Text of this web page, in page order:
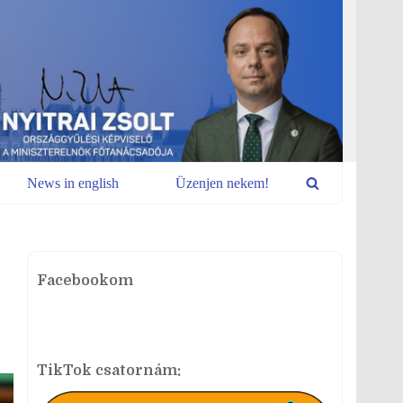
News in english Üzenjen nekem!
Facebookom
TikTok csatornám: